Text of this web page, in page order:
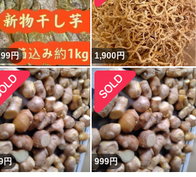
ね！
円 1,900円
円 999円